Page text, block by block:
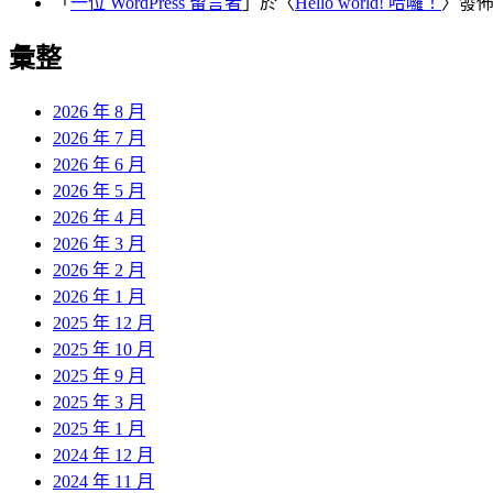
彙整
2026 年 8 月
2026 年 7 月
2026 年 6 月
2026 年 5 月
2026 年 4 月
2026 年 3 月
2026 年 2 月
2026 年 1 月
2025 年 12 月
2025 年 10 月
2025 年 9 月
2025 年 3 月
2025 年 1 月
2024 年 12 月
2024 年 11 月